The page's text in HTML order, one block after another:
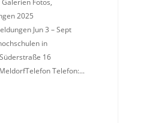
2025
Jun 3 – Sept
in
16
Telefon:...